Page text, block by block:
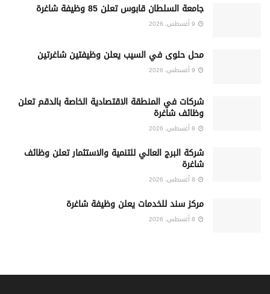
جامعة السلطان قابوس تعلن 85 وظيفة شاغرة
محل حلوى في السيب يعلن وظيفتين شاغرتين
شركات في المنطقة الاقتصادية الخاصة بالدقم تعلن
وظائف شاغرة
شركة البرج العالي للتنمية والاستثمار تعلن وظائف
شاغرة
مركز سند للخدمات يعلن وظيفة شاغرة